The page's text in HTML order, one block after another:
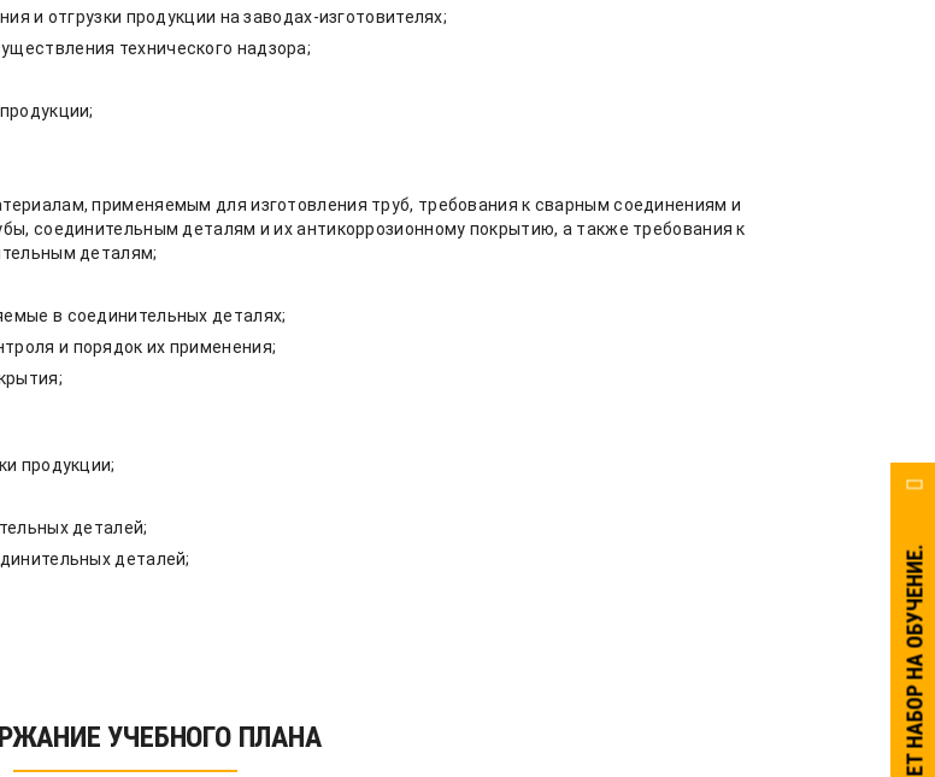
и отгрузки продукции на заводах-изготовителях;
технического надзора;
применяемым для изготовления труб, требования к сварным соединениям и
соединительным деталям и их антикоррозионному покрытию, а также требования к
деталям;
в соединительных деталях;
и порядок их применения;
продукции;
деталей;
деталей;
УЧЕБНОГО ПЛАНА